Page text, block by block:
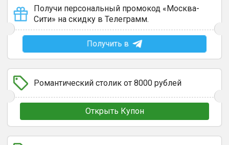
Получи персональный промокод «Москва-
Сити» на скидку в Телеграмм.
Получить в
Романтический столик от 8000 рублей
Открыть Купон